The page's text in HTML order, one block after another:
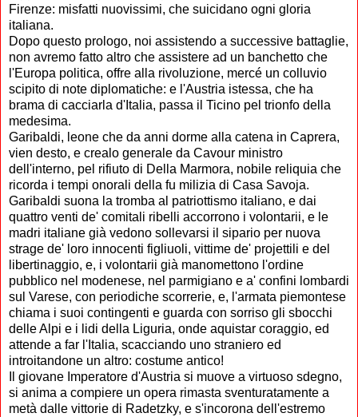
Firenze: misfatti nuovissimi, che suicidano ogni gloria
italiana.
Dopo questo prologo, noi assistendo a successive battaglie,
non avremo fatto altro che assistere ad un banchetto che
l'Europa politica, offre alla rivoluzione, mercé un colluvio
scipito di note diplomatiche: e l'Austria istessa, che ha
brama di cacciarla d'Italia, passa il Ticino pel trionfo della
medesima.
Garibaldi, leone che da anni dorme alla catena in Caprera,
vien desto, e crealo generale da Cavour ministro
dell'interno, pel rifiuto di Della Marmora, nobile reliquia che
ricorda i tempi onorali della fu milizia di Casa Savoja.
Garibaldi suona la tromba al patriottismo italiano, e dai
quattro venti de' comitali ribelli accorrono i volontarii, e le
madri italiane già vedono sollevarsi il sipario per nuova
strage de' loro innocenti figliuoli, vittime de' projettili e del
libertinaggio, e, i volontarii già manomettono l'ordine
pubblico nel modenese, nel parmigiano e a' confini lombardi
sul Varese, con periodiche scorrerie, e, l'armata piemontese
chiama i suoi contingenti e guarda con sorriso gli sbocchi
delle Alpi e i lidi della Liguria, onde aquistar coraggio, ed
attende a far l'Italia, scacciando uno straniero ed
introitandone un altro: costume antico!
Il giovane Imperatore d'Austria si muove a virtuoso sdegno,
si anima a compiere un opera rimasta sventuratamente a
metà dalle vittorie di Radetzky, e s'incorona dell'estremo